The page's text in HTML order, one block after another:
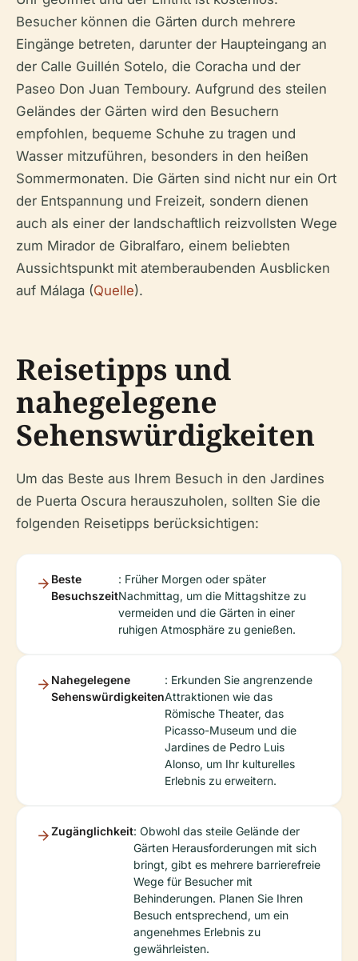
Besucher können die Gärten durch mehrere
Eingänge betreten, darunter der Haupteingang an
der Calle Guillén Sotelo, die Coracha und der
Paseo Don Juan Temboury. Aufgrund des steilen
Geländes der Gärten wird den Besuchern
empfohlen, bequeme Schuhe zu tragen und
Wasser mitzuführen, besonders in den heißen
Sommermonaten. Die Gärten sind nicht nur ein Ort
der Entspannung und Freizeit, sondern dienen
auch als einer der landschaftlich reizvollsten Wege
zum Mirador de Gibralfaro, einem beliebten
Aussichtspunkt mit atemberaubenden Ausblicken
auf Málaga (Quelle).
Reisetipps und
nahegelegene
Sehenswürdigkeiten
Um das Beste aus Ihrem Besuch in den Jardines
de Puerta Oscura herauszuholen, sollten Sie die
folgenden Reisetipps berücksichtigen:
Beste
Besuchszeit
: Früher Morgen oder später
Nachmittag, um die Mittagshitze zu
vermeiden und die Gärten in einer
ruhigen Atmosphäre zu genießen.
Nahegelegene
Sehenswürdigkeiten
: Erkunden Sie angrenzende
Attraktionen wie das
Römische Theater, das
Picasso-Museum und die
Jardines de Pedro Luis
Alonso, um Ihr kulturelles
Erlebnis zu erweitern.
Zugänglichkeit: Obwohl das steile Gelände der
Gärten Herausforderungen mit sich
bringt, gibt es mehrere barrierefreie
Wege für Besucher mit
Behinderungen. Planen Sie Ihren
Besuch entsprechend, um ein
angenehmes Erlebnis zu
gewährleisten.